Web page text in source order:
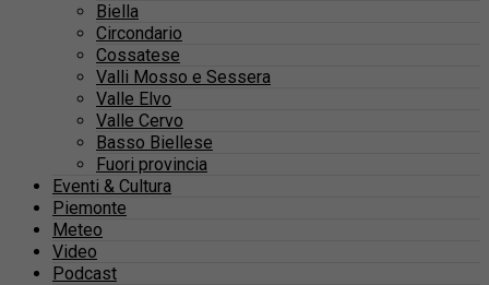
Biella
Circondario
Cossatese
Valli Mosso e Sessera
Valle Elvo
Valle Cervo
Basso Biellese
Fuori provincia
Eventi & Cultura
Piemonte
Meteo
Video
Podcast